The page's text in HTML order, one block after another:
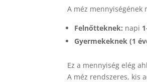
A méz
Felnőtteknek: napi
Gyermekeknek (1
Ez a mennyiség elég
A méz rendszeres, kis